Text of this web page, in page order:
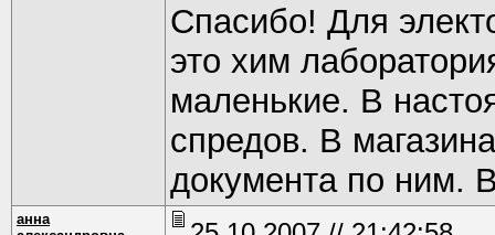
Спасибо! Для
это хим
маленькие. В
спредов. В
документа по ним.
анна